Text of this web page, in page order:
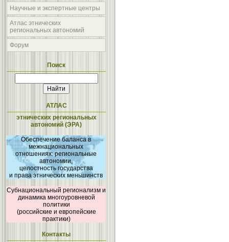
Научные и экспертные центры
Атлас этнических
региональных автономий
Форум
Поиск
АТЛАС
этнических региональных
автономий (ЭРА)
Обеспечение баланса в
межнациональных
отношениях: региональные
автономии,
целостность государства
и права этнических меньшинств
Субнациональный регионализм и
динамика многоуровневой
политики
(российские и европейские
практики)
Контакты